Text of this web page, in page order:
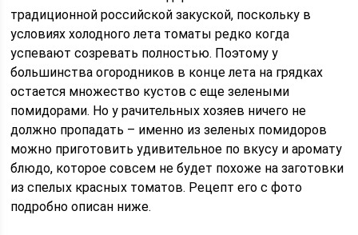
традиционной российской закуской, поскольку в
условиях холодного лета томаты редко когда
успевают созревать полностью. Поэтому у
большинства огородников в конце лета на грядках
остается множество кустов с еще зелеными
помидорами. Но у рачительных хозяев ничего не
должно пропадать – именно из зеленых помидоров
можно приготовить удивительное по вкусу и аромату
блюдо, которое совсем не будет похоже на заготовки
из спелых красных томатов. Рецепт его с фото
подробно описан ниже.